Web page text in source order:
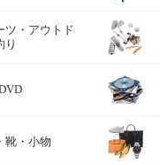
ツ・アウトド
り
靴・小物